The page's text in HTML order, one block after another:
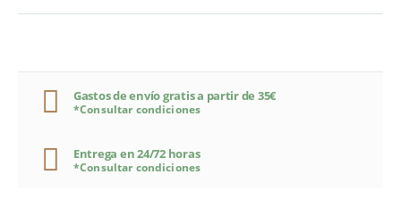
Gastos de envío gratis a partir de 35€
*Consultar condiciones
Entrega en 24/72 horas
*Consultar condiciones